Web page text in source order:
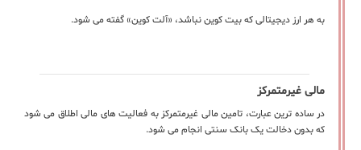
به هر ارز دیجیتالی که بیت کوین نباشد، «آلت کوین» گفته می شود.
مالی غیرمتمرکز
در ساده ترین عبارت، تامین مالی غیرمتمرکز به فعالیت های مالی اطلاق می شود
که بدون دخالت یک بانک سنتی انجام می شود.